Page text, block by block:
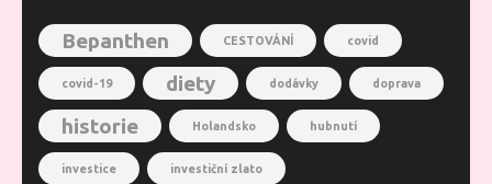
Bepanthen CESTOVÁNÍ covid
covid-19 diety dodávky doprava
historie Holandsko hubnutí
investice investiční zlato